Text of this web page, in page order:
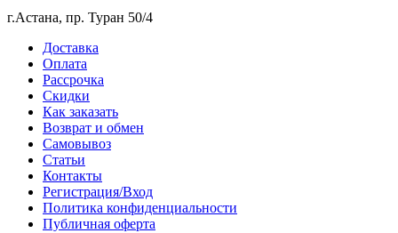
г.Астана, пр. Туран 50/4
Доставка
Оплата
Рассрочка
Скидки
Как заказать
Возврат и обмен
Самовывоз
Статьи
Контакты
Регистрация/Вход
Политика конфиденциальности
Публичная оферта